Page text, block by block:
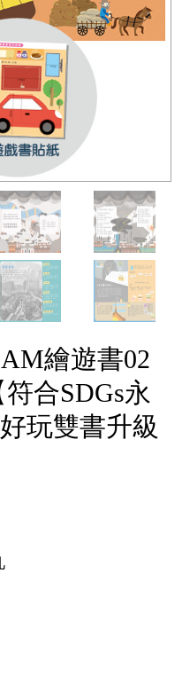
繪遊書02
合SDGs永
玩雙書升級